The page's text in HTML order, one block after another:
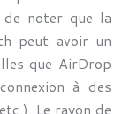
noter que la
peut avoir un
que AirDrop
à des
Le rayon de